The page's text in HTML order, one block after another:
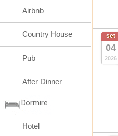
set
04
2026
Airbnb
Country House
Pub
After Dinner
Dormire
Hotel